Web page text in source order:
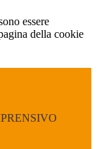
essere
della cookie